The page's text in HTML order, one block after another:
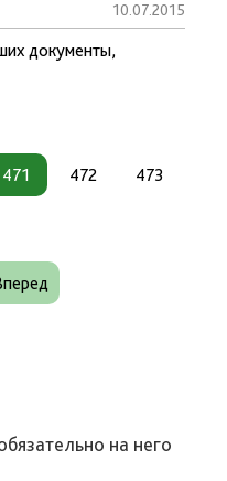
10.07.2015
документы,
471 472 473
на него